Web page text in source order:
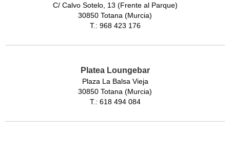
C/ Calvo Sotelo, 13 (Frente al Parque)
30850 Totana (Murcia)
T.: 968 423 176
Platea Loungebar
Plaza La Balsa Vieja
30850 Totana (Murcia)
T.: 618 494 084